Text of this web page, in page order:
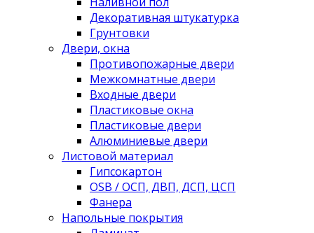
Декоративная штукатурка
Грунтовки
Двери, окна
Противопожарные двери
Межкомнатные двери
Входные двери
Пластиковые окна
Пластиковые двери
Алюминиевые двери
Листовой материал
Гипсокартон
OSB / ОСП, ДВП, ДСП, ЦСП
Фанера
Напольные покрытия